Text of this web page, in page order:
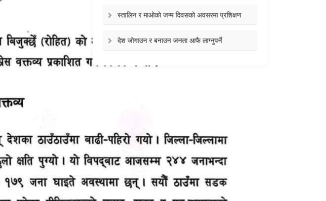
स्तालिन र माओको जन्म दिवसको अवसरमा प्रशिक्षण
देश जोगाउन र बनाउन जनता आफै लाग्नुपर्ने